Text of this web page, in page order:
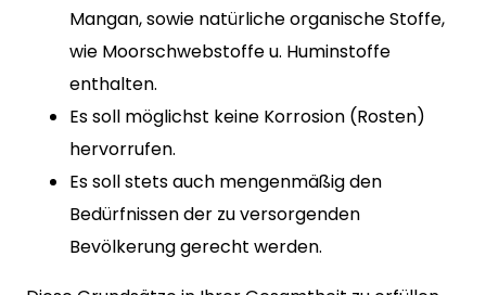
Mangan, sowie natürliche organische Stoffe,
wie Moorschwebstoffe u. Huminstoffe
enthalten.
Es soll möglichst keine Korrosion (Rosten)
hervorrufen.
Es soll stets auch mengenmäßig den
Bedürfnissen der zu versorgenden
Bevölkerung gerecht werden.